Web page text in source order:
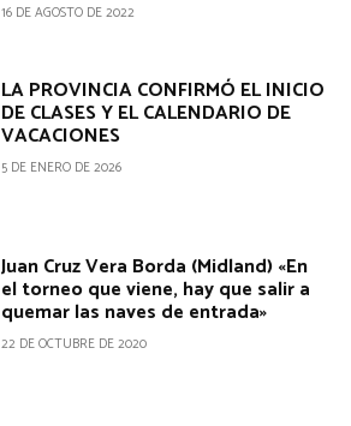
16 DE AGOSTO DE 2022
LA PROVINCIA CONFIRMÓ EL INICIO
DE CLASES Y EL CALENDARIO DE
VACACIONES
5 DE ENERO DE 2026
Juan Cruz Vera Borda (Midland) «En
el torneo que viene, hay que salir a
quemar las naves de entrada»
22 DE OCTUBRE DE 2020